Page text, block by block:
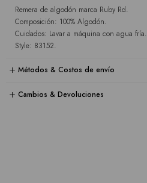
Remera de algodón marca Ruby Rd.
Composición: 100% Algodón.
Cuidados: Lavar a máquina con agua fría.
Style: 83152.
Métodos & Costos de envío
Cambios & Devoluciones